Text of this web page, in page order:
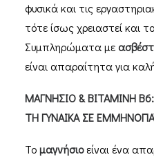
φυσικά και τις
τότε ίσως χρειαστεί και
Συμπληρώματα με
είναι απαραίτητα για
ΜΑΓΝΗΣΙΟ & ΒΙΤΑΜΙΝΗ
ΤΗ ΓΥΝΑΙΚΑ ΣΕ
Τομαγνήσιοείναι ένα